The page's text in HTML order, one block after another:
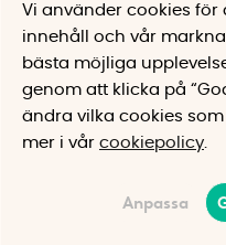
Draghajen
Ökar chansen att få loss
fiskedraget
Bevaka
Vi använder cookies
innehåll och vår
bästa möjliga
genom att klicka på
ändra vilka cookies som
mer i vår cookiepolicy
Anpassa